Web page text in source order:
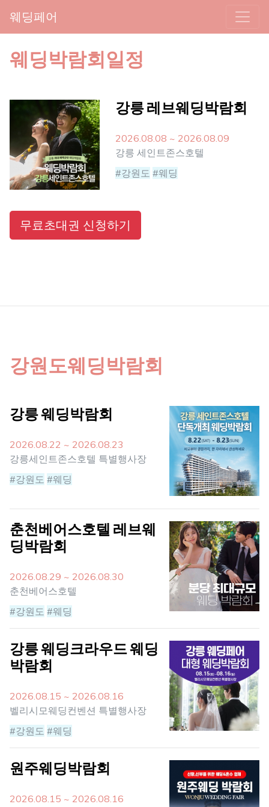
웨딩페어
웨딩박람회일정
강릉 레브웨딩박람회
2026.08.08 ~ 2026.08.09
강릉 세인트존스호텔
#강원도 #웨딩
무료초대권 신청하기
강원도웨딩박람회
강릉 웨딩박람회
2026.08.22 ~ 2026.08.23
강릉세인트존스호텔 특별행사장
#강원도 #웨딩
춘천베어스호텔 레브웨
딩박람회
2026.08.29 ~ 2026.08.30
춘천베어스호텔
#강원도 #웨딩
강릉 웨딩크라우드 웨딩
박람회
2026.08.15 ~ 2026.08.16
벨리시모웨딩컨벤션 특별행사장
#강원도 #웨딩
원주웨딩박람회
2026.08.15 ~ 2026.08.16